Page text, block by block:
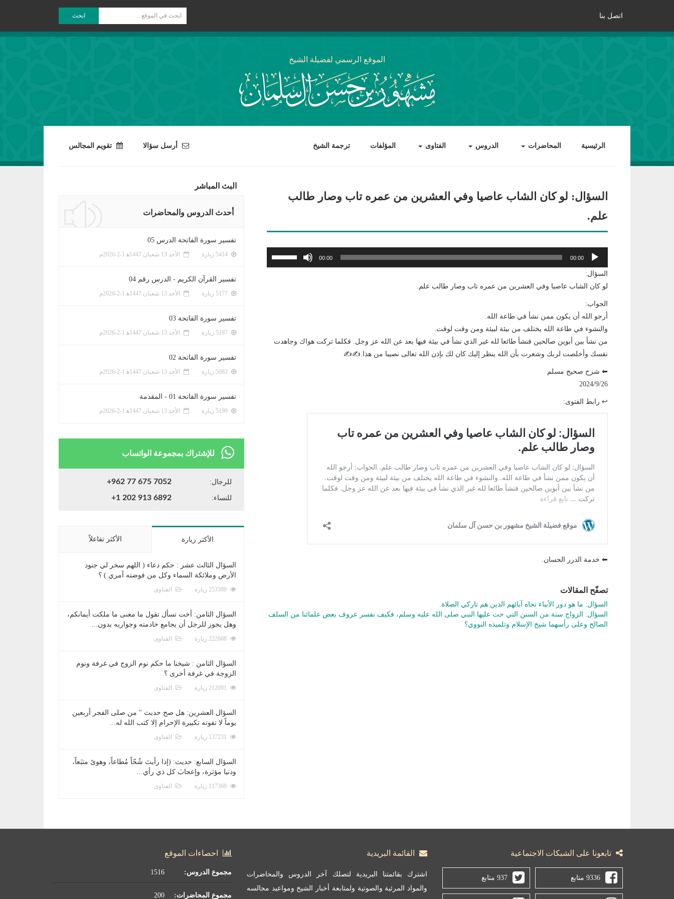
اتصل بنا ابحث
الموقع الرسمي لفضيلة الشيخ
الرئيسية المحاضرات الدروس الفتاوى المؤلفات ترجمة الشيخ أرسل سؤالا تقويم المجالس
السؤال: لو كان الشاب عاصيا وفي العشرين من عمره تاب وصار طالب
علم.
مشغل
الصوت
00:00
00:00
السؤال:
لو كان الشاب عاصيا وفي العشرين من عمره تاب وصار طالب علم.
الجواب:
أرجو الله أن يكون ممن نشأ في طاعة الله.
والنشوء في طاعة الله يختلف من بيئة لبيئة ومن وقت لوقت.
من نشأ بين أبوين صالحين فنشأ طائعا لله غير الذي نشأ في بيئة فيها بعد عن الله عز وجل. فكلما تركت هواك وجاهدت
نفسك وأخلصت لربك وشعرت بأن الله ينظر إليك كان لك بإذن الله تعالى نصيبا من هذا.✍️✍️
⬅ شرح صحيح مسلم
2024/9/26
↩ رابط الفتوى:
⬅ خدمة الدرر الحسان.
تصفّح المقالات
السؤال: ما هو دور الأبناء تجاه آبائهم الذين هم تاركي الصلاة.
السؤال: الزواج سنة من السنن التي حث عليها النبي صلى الله عليه وسلم، فكيف نفسر عزوف بعض علمائنا من السلف
الصالح وعلى رأسهما شيخ الإسلام وتلميذه النووي؟
البث المباشر
أحدث الدروس والمحاضرات
تفسير سورة الفاتحة الدرس 05
الأحد 13 شعبان 1447ﻫ 1-2-2026م
تفسير القرآن الكريم - الدرس رقم 04
الأحد 13 شعبان 1447ﻫ 1-2-2026م
تفسير سورة الفاتحة 03
الأحد 13 شعبان 1447ﻫ 1-2-2026م
تفسير سورة الفاتحة 02
الأحد 13 شعبان 1447ﻫ 1-2-2026م
تفسير سورة الفاتحة 01 - المقدمة
الأحد 13 شعبان 1447ﻫ 1-2-2026م
للإشتراك بمجموعة الواتساب
للرجال: +962 77 675 7052
للنساء: +1 202 913 6892
الأكثر زيارة الأكثر تفاعلاً
السؤال الثالث عشر : حكم دعاء ( اللهم سخر لي جنود
الأرض وملائكة السماء وكل من فوضته أمري ) ؟
الفتاوى
السؤال الثامن: أخت تسأل تقول ما معنى ما ملكت أيمانكم،
وهل يجوز للرجل أن يجامع خادمته وجواريه بدون...
الفتاوى
السؤال الثامن : شيخنا ما حكم نوم الزوج في غرفة ونوم
الزوجة في غرفة أخرى ؟
الفتاوى
السؤال العشرين: هل صح حديث " من صلى الفجر أربعين
يوماً لا تفوته تكبيرة الإحرام إلا كتب الله له...
الفتاوى
السؤال السابع: حديث: (إذا رأيتَ شُحّاً مُطاعاً، وهوىً متبَعاً،
ودنيا مؤثرة، وإعجابَ كل ذي رأي...
الفتاوى
تابعونا على الشبكات الاجتماعية
9336 متابع 937 متابع
القائمة البريدية
اشترك بقائمتنا البريدية لتصلك آخر الدروس والمحاضرات
والمواد المرئية والصوتية ولمتابعة أخبار الشيخ ومواعيد مجالسه
احصاءات الموقع
مجموع الدروس:
مجموع المحاضرات: